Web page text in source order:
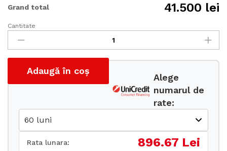
Grand total 41.500 lei
Remorca
balast
KIPPER
360/2C
3500kg
cantitate
Cantitate
Adaugă în coș
Alege
numarul de
rate:
Rata lunara: 896.67 Lei